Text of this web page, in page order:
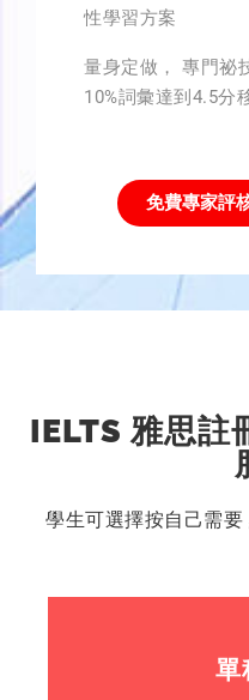
性學習方案
量身定做， 專門祕
10%詞彙達到4.5分
免費專家評
IELTS 雅思註
學生可選擇按自己需要
單